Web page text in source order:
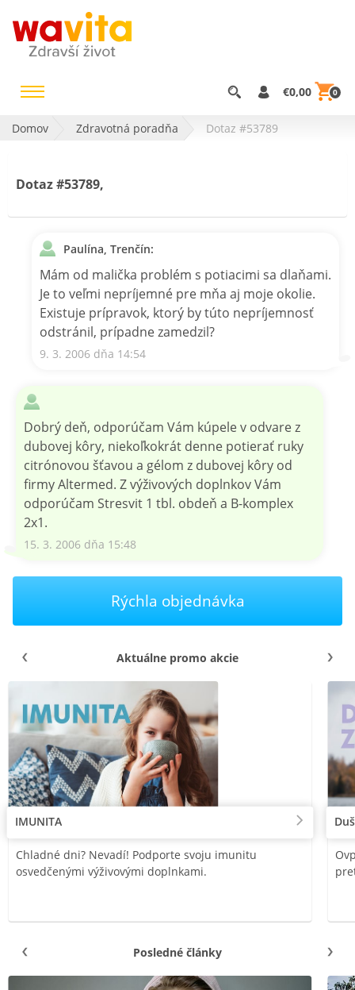
€0,00 0
Domov Zdravotná poradňa Dotaz #53789
Dotaz #53789,
Paulína, Trenčín:
Mám od malička problém s potiacimi sa dlaňami.
Je to veľmi nepríjemné pre mňa aj moje okolie.
Existuje prípravok, ktorý by túto nepríjemnosť
odstránil, prípadne zamedzil?
9. 3. 2006 dňa 14:54
Dobrý deň, odporúčam Vám kúpele v odvare z
dubovej kôry, niekoľkokrát denne potierať ruky
citrónovou šťavou a gélom z dubovej kôry od
firmy Altermed. Z výživových doplnkov Vám
odporúčam Stresvit 1 tbl. obdeň a B-komplex
2x1.
15. 3. 2006 dňa 15:48
Rýchla objednávka
Aktuálne promo akcie
IMUNITA
Chladné dni? Nevadí! Podporte svoju imunitu
osvedčenými výživovými doplnkami.
Posledné články